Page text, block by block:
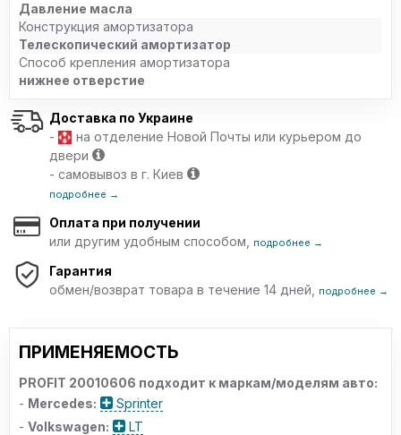
Давление масла
Конструкция амортизатора
Телескопический амортизатор
Способ крепления амортизатора
нижнее отверстие
Доставка по Украине
-
на отделение Новой Почты или курьером до
двери
- самовывоз в г. Киев
подробнее →
Оплата при получении
или другим удобным способом,
подробнее →
Гарантия
обмен/возврат товара в течение 14 дней,
подробнее →
ПРИМЕНЯЕМОСТЬ
PROFIT 20010606 подходит к маркам/моделям авто:
- Mercedes:
Sprinter
- Volkswagen:
LT